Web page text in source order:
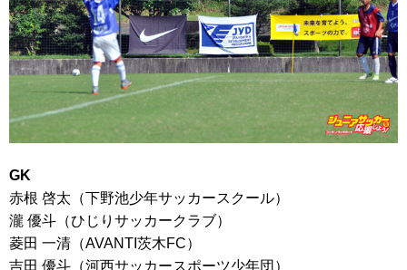
GK
赤根 啓太（下野池少年サッカースクール）
瀧 優斗（ひじりサッカークラブ）
菱田 一清（AVANTI茨木FC）
吉田 優斗（河西サッカースポーツ少年団）